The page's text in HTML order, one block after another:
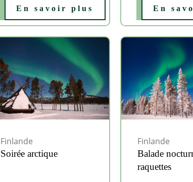
En savoir plus En
Finlande
Soirée arctique
Finlande
Balade
raquettes